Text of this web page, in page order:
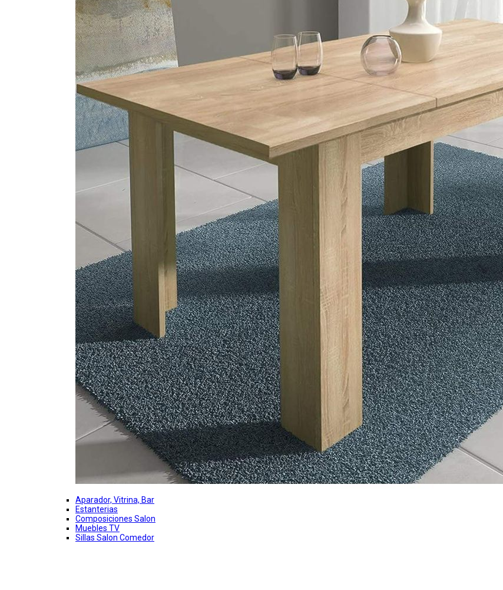
Aparador, Vitrina, Bar
Estanterias
Composiciones Salon
Muebles TV
Sillas Salon Comedor